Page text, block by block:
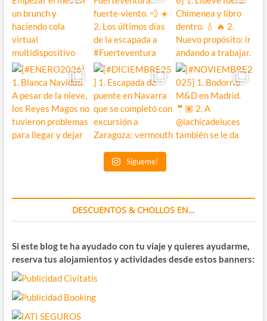
Sígueme!
DESCUENTOS & CHOLLOS EN…
Si este blog te ha ayudado con tu viaje y quieres ayudarme,
reserva tus alojamientos y actividades desde estos banners: